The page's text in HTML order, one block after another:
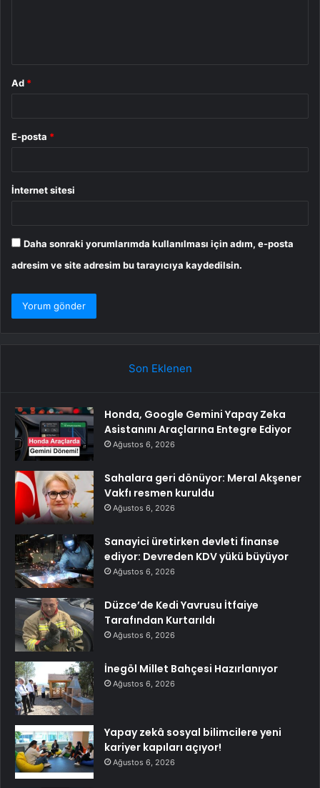
Ad *
E-posta *
İnternet sitesi
Daha sonraki yorumlarımda kullanılması için adım, e-posta
adresim ve site adresim bu tarayıcıya kaydedilsin.
Son Eklenen
Honda, Google Gemini Yapay Zeka
Asistanını Araçlarına Entegre Ediyor
Ağustos 6, 2026
Sahalara geri dönüyor: Meral Akşener
Vakfı resmen kuruldu
Ağustos 6, 2026
Sanayici üretirken devleti finanse
ediyor: Devreden KDV yükü büyüyor
Ağustos 6, 2026
Düzce’de Kedi Yavrusu İtfaiye
Tarafından Kurtarıldı
Ağustos 6, 2026
İnegöl Millet Bahçesi Hazırlanıyor
Ağustos 6, 2026
Yapay zekâ sosyal bilimcilere yeni
kariyer kapıları açıyor!
Ağustos 6, 2026